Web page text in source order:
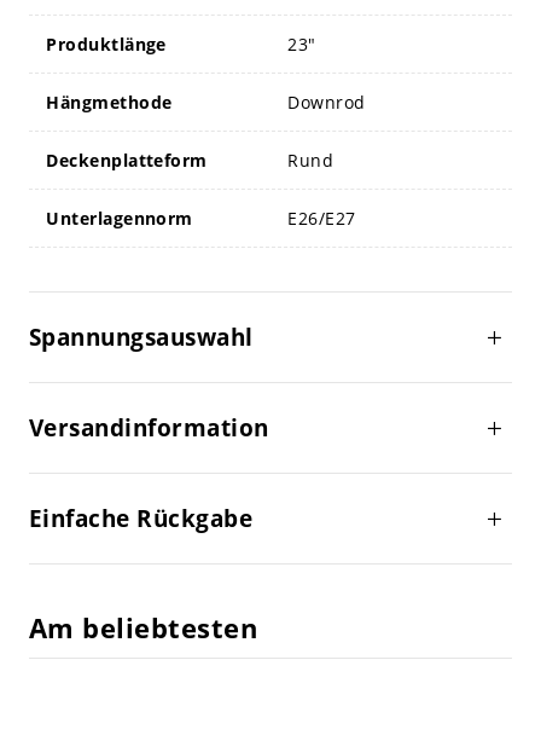
Produktlänge 23"
Hängmethode Downrod
Deckenplatteform Rund
Unterlagennorm E26/E27
Spannungsauswahl
Versandinformation
Einfache Rückgabe
Am beliebtesten